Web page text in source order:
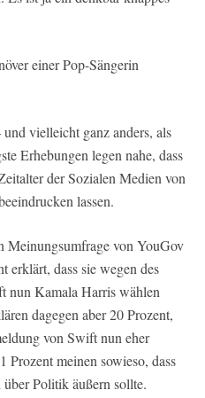
einer Pop-Sängerin
vielleicht ganz anders, als
Erhebungen legen nahe, dass
der Sozialen Medien von
lassen.
Meinungsumfrage von YouGov
erklärt, dass sie wegen des
nun Kamala Harris wählen
dagegen aber 20 Prozent,
von Swift nun eher
meinen sowieso, dass
Politik äußern sollte.